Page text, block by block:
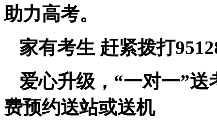
助力高考。
家有考生 赶紧拨打
爱心升级，“一对一”
费预约送站或送机